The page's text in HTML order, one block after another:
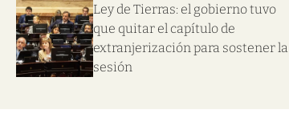
Ley de Tierras: el gobierno tuvo
que quitar el capítulo de
extranjerización para sostener la
sesión